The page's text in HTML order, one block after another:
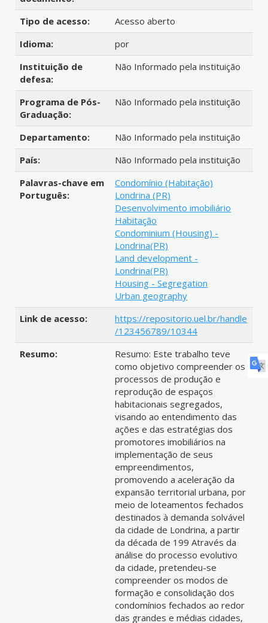
Tipo de acesso:
Acesso aberto
Idioma:
por
Instituição de
defesa:
Não Informado pela instituição
Programa de Pós-
Graduação:
Não Informado pela instituição
Departamento:
Não Informado pela instituição
País:
Não Informado pela instituição
Palavras-chave em
Português:
Condomínio (Habitação)
Londrina (PR)
Desenvolvimento imobiliário
Habitação
Condominium (Housing) -
Londrina(PR)
Land development -
Londrina(PR)
Housing - Segregation
Urban geography
Link de acesso:
https://repositorio.uel.br/handle
/123456789/10344
Resumo:
Resumo: Este trabalho teve
como objetivo compreender os
processos de produção e
reprodução de espaços
habitacionais segregados,
visando ao entendimento das
ações e das estratégias dos
promotores imobiliários na
implementação de seus
empreendimentos,
promovendo a aceleração da
expansão territorial urbana, por
meio de loteamentos fechados
destinados à demanda solvável
da cidade de Londrina, a partir
da década de 199 Através da
análise do processo evolutivo
da cidade, pretendeu-se
compreender os modos de
formação e consolidação dos
condomínios fechados ao redor
das grandes e médias cidades,